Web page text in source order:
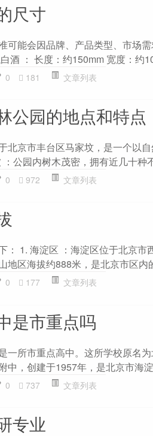
尺寸
可能会因品牌、产品类型、市场
酒 ： 长度：约150mm 宽度：约
0 181 文章列表
公园的地点和特点
北京市丰台区马家坟，是一个以
公园内树木茂密，拥有近几十种
0 972 文章列表
： 1. 海淀区 ：海淀区位于北京
地区海拔约888米，是北京市区内
0 177 文章列表
是市重点吗
一所市重点高中。这所学校原名
中，创建于1957年，是北京市海
0 737 文章列表
专业